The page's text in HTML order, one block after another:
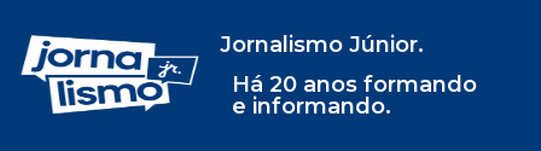
Jornalismo Júnior.
Há 20 anos formando
e informando.